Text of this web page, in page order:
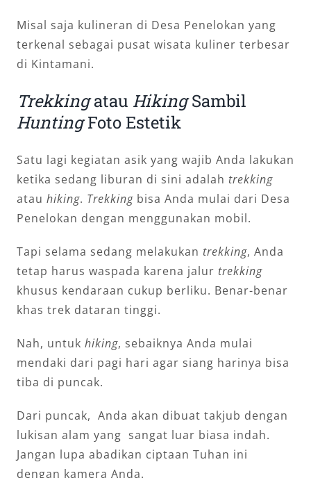
Misal saja kulineran di Desa Penelokan yang
terkenal sebagai pusat wisata kuliner terbesar
di Kintamani.
Trekkingatau HikingSambil
HuntingFoto Estetik
Satu lagi kegiatan asik yang wajib Anda lakukan
ketika sedang liburan di sini adalah trekking
atau hiking. Trekking bisa Anda mulai dari Desa
Penelokan dengan menggunakan mobil.
Tapi selama sedang melakukan trekking, Anda
tetap harus waspada karena jalur trekking
khusus kendaraan cukup berliku. Benar-benar
khas trek dataran tinggi.
Nah, untuk hiking, sebaiknya Anda mulai
mendaki dari pagi hari agar siang harinya bisa
tiba di puncak.
Dari puncak, Anda akan dibuat takjub dengan
lukisan alam yang sangat luar biasa indah.
Jangan lupa abadikan ciptaan Tuhan ini
dengan kamera Anda.